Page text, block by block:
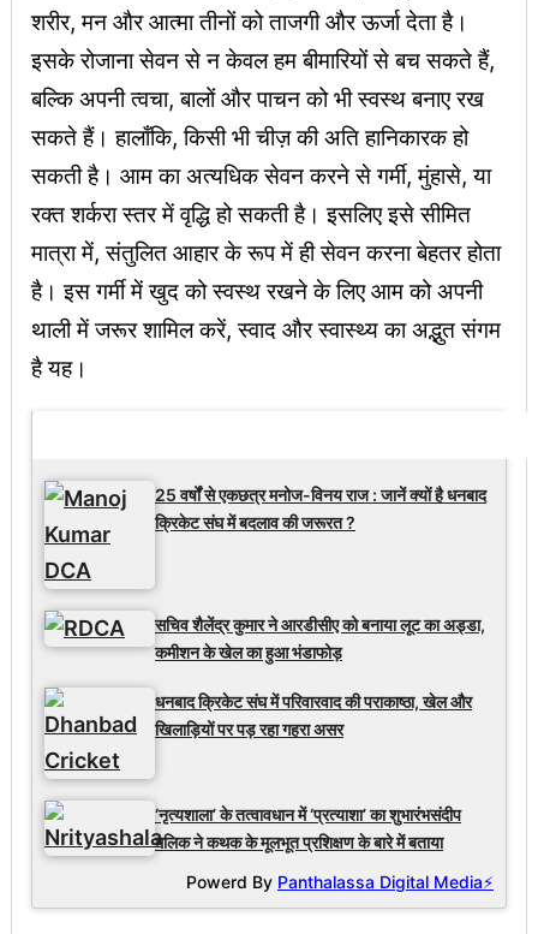
शरीर, मन और आत्मा तीनों को ताजगी और ऊर्जा देता है।
इसके रोजाना सेवन से न केवल हम बीमारियों से बच सकते हैं,
बल्कि अपनी त्वचा, बालों और पाचन को भी स्वस्थ बनाए रख
सकते हैं। हालाँकि, किसी भी चीज़ की अति हानिकारक हो
सकती है। आम का अत्यधिक सेवन करने से गर्मी, मुंहासे, या
रक्त शर्करा स्तर में वृद्धि हो सकती है। इसलिए इसे सीमित
मात्रा में, संतुलित आहार के रूप में ही सेवन करना बेहतर होता
है। इस गर्मी में खुद को स्वस्थ रखने के लिए आम को अपनी
थाली में जरूर शामिल करें, स्वाद और स्वास्थ्य का अद्भुत संगम
है यह।
25 वर्षों से एकछत्र मनोज-विनय राज : जानें क्यों है धनबाद
क्रिकेट संघ में बदलाव की जरूरत ?
सचिव शैलेंद्र कुमार ने आरडीसीए को बनाया लूट का अड्डा,
कमीशन के खेल का हुआ भंडाफोड़
धनबाद क्रिकेट संघ में परिवारवाद की पराकाष्ठा, खेल और
खिलाड़ियों पर पड़ रहा गहरा असर
‘नृत्यशाला’ के तत्वावधान में ‘प्रत्याशा’ का शुभारंभसंदीप
मलिक ने कथक के मूलभूत प्रशिक्षण के बारे में बताया
Powerd By Panthalassa Digital Media⚡